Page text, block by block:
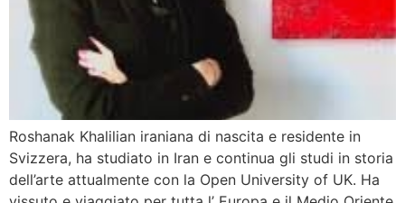
Roshanak Khalilian iraniana di nascita e residente in
Svizzera, ha studiato in Iran e continua gli studi in storia
dell’arte attualmente con la Open University of UK. Ha